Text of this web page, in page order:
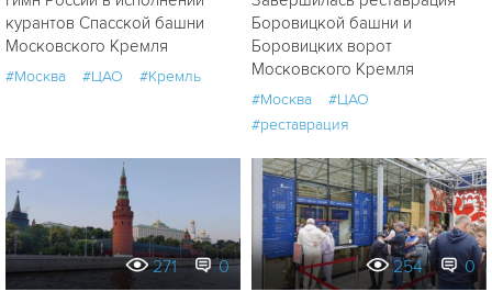
курантов Спасской башни
Московского Кремля
#Москва #ЦАО #Кремль
Боровицкой башни и
Боровицких ворот
Московского Кремля
#Москва
#ЦАО
#реставрация
271 0 254 0